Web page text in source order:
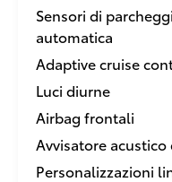
Sensori di
automatica
Adaptive cruise
Luci diurne
Airbag frontali
Avvisatore acustico
Personalizzazioni